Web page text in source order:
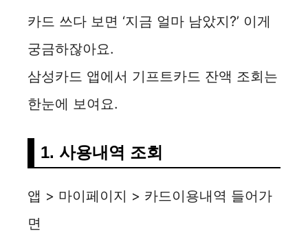
카드 쓰다 보면 ‘지금 얼마 남았지?’ 이게
궁금하잖아요.
삼성카드 앱에서 기프트카드 잔액 조회는
한눈에 보여요.
1. 사용내역 조회
앱 > 마이페이지 > 카드이용내역 들어가
면